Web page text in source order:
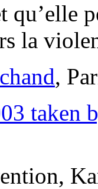
qu’elle
la
,
taken